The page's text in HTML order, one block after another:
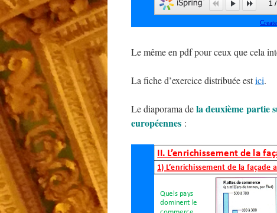
Le même en pdf pour ceux que cela
La fiche d’exercice distribuée estici.
Le diaporama dela deuxième partie
européennes :